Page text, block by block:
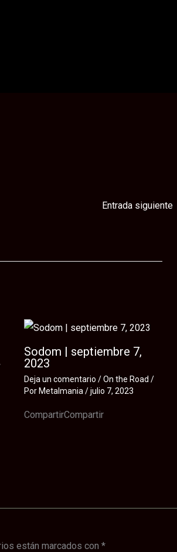
Entrada siguiente
Sodom | septiembre 7,
2023
Deja un comentario /On the Road /
Por Metalmania /julio 7, 2023
CompartirCompartir
están marcados con *